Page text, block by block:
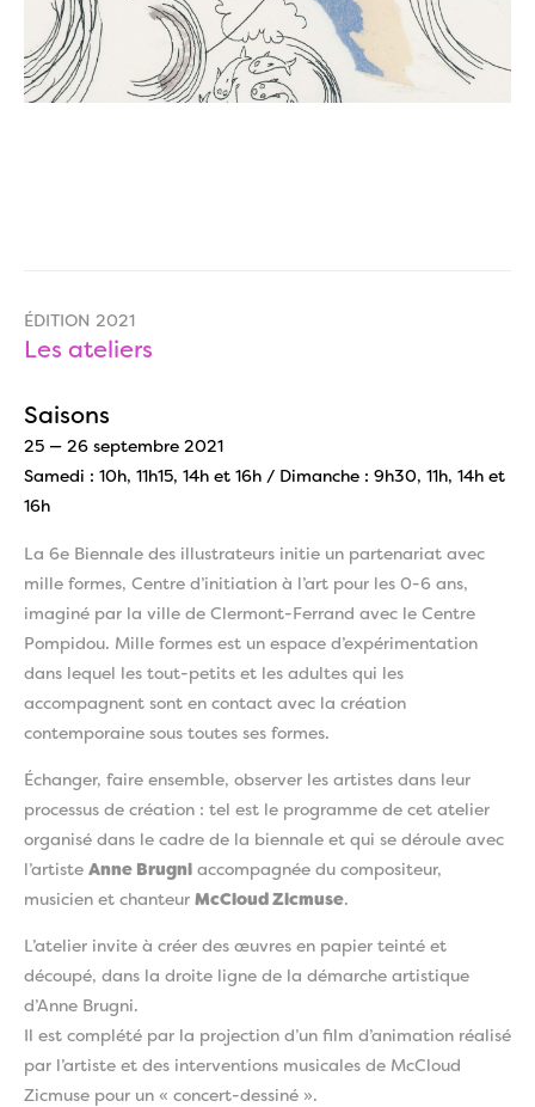
ÉDITION 2021
Les ateliers
Saisons
25 — 26 septembre 2021
Samedi : 10h, 11h15, 14h et 16h / Dimanche : 9h30, 11h, 14h et
16h
La 6e Biennale des illustrateurs initie un partenariat avec
mille formes, Centre d’initiation à l’art pour les 0-6 ans,
imaginé par la ville de Clermont-Ferrand avec le Centre
Pompidou. Mille formes est un espace d’expérimentation
dans lequel les tout-petits et les adultes qui les
accompagnent sont en contact avec la création
contemporaine sous toutes ses formes.
Échanger, faire ensemble, observer les artistes dans leur
processus de création : tel est le programme de cet atelier
organisé dans le cadre de la biennale et qui se déroule avec
l’artiste Anne Brugni
accompagnée du compositeur,
musicien et chanteur McCloud Zicmuse.
L’atelier invite à créer des œuvres en papier teinté et
découpé, dans la droite ligne de la démarche artistique
d’Anne Brugni.
Il est complété par la projection d’un film d’animation réalisé
par l’artiste et des interventions musicales de McCloud
Zicmuse pour un « concert-dessiné ».